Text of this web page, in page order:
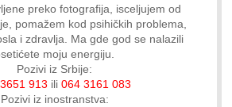
preko fotografija, isceljujem od
pomažem kod psihičkih problema,
i zdravlja. Ma gde god se nalazili
moju energiju.
Pozivi iz Srbije:
913 ili064 3161 083
Pozivi iz inostranstva: